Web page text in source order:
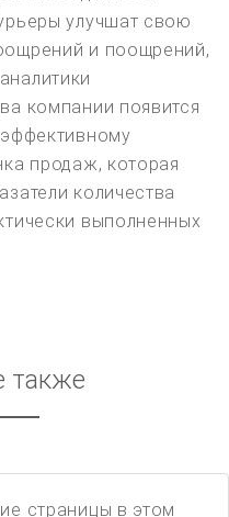
улучшат свою
и поощрений,
компании появится
продаж, которая
количества
выполненных
также
страницы в этом